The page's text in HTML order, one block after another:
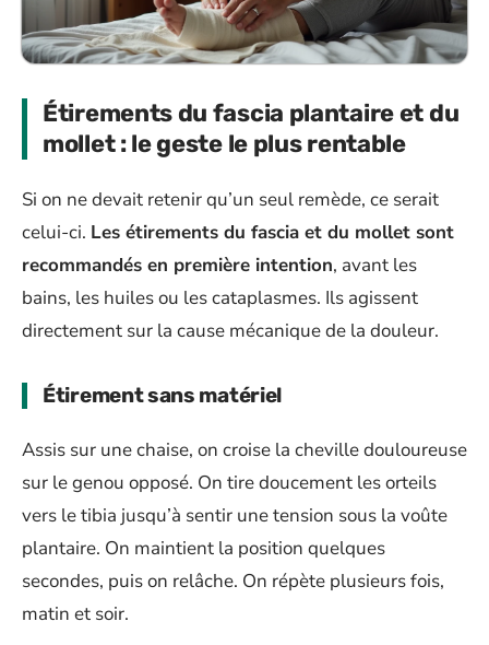
Étirements du fascia plantaire et du
mollet : le geste le plus rentable
Si on ne devait retenir qu’un seul remède, ce serait
celui-ci. Les étirements du fascia et du mollet sont
recommandés en première intention, avant les
bains, les huiles ou les cataplasmes. Ils agissent
directement sur la cause mécanique de la douleur.
Étirement sans matériel
Assis sur une chaise, on croise la cheville douloureuse
sur le genou opposé. On tire doucement les orteils
vers le tibia jusqu’à sentir une tension sous la voûte
plantaire. On maintient la position quelques
secondes, puis on relâche. On répète plusieurs fois,
matin et soir.